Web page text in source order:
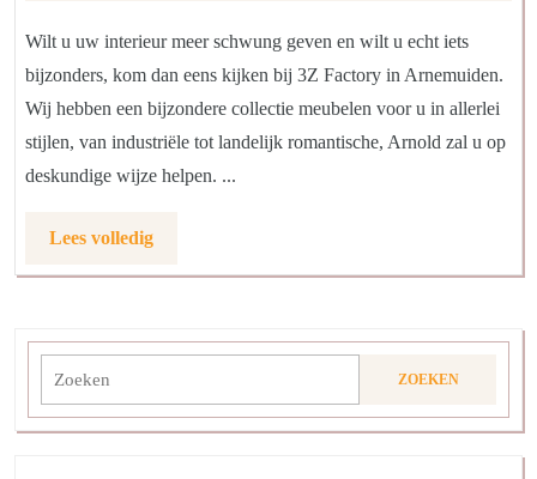
jaar
ervaring!
Wilt u uw interieur meer schwung geven en wilt u echt iets
bijzonders, kom dan eens kijken bij 3Z Factory in Arnemuiden.
Wij hebben een bijzondere collectie meubelen voor u in allerlei
stijlen, van industriële tot landelijk romantische, Arnold zal u op
deskundige wijze helpen. ...
Lees volledigLees